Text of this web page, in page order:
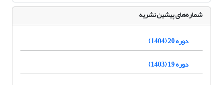
شماره‌های پیشین نشریه
دوره 20 (1404)
دوره 19 (1403)